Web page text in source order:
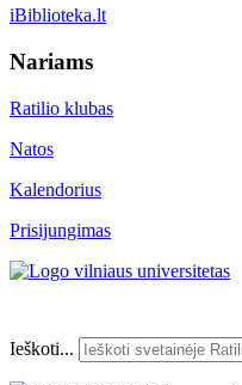
iBiblioteka.lt
Nariams
Ratilio klubas
Natos
Kalendorius
Prisijungimas
Ieškoti...